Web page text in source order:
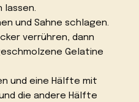
lassen.
und Sahne schlagen.
verrühren, dann
Gelatine
und eine Hälfte mit
die andere Hälfte